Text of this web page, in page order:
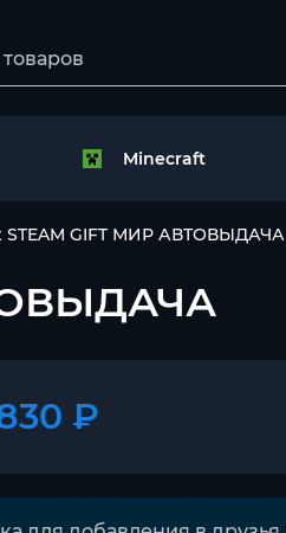
Minecraft
STEAM GIFT МИР АВТОВЫДАЧА
₽